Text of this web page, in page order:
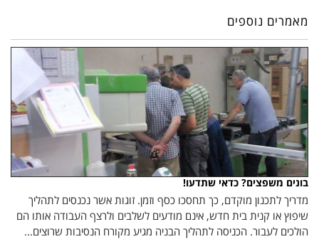
מאמרים נוספים
בונים משפצים? כדאי שתדעו!
מדריך לתכנון מוקדם, כך תחסכו כסף וזמן. זוגות אשר נכנסים לתהליך
שיפוץ או קנית בית חדש, אינם מודעים לשלבים ולרצף העבודה אותו הם
הולכים לעבור. הכניסה לתהליך הבניה מגיע מקורח הנסיבות שרוצים...